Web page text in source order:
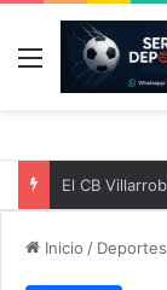
Menú
Inicio / Deportes